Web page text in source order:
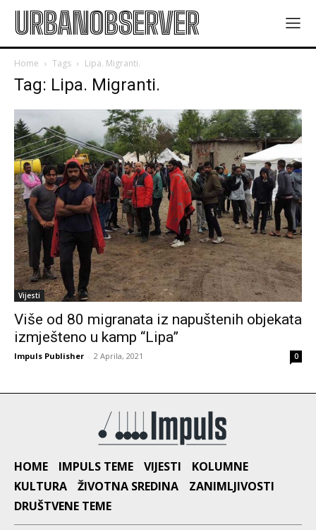
URBANOBSERVER
Home Tags Lipa. Migranti.
Tag: Lipa. Migranti.
Vijesti
Više od 80 migranata iz napuštenih objekata
izmješteno u kamp “Lipa”
Impuls Publisher - 2 Aprila, 2021 0
HOME IMPULS TEME VIJESTI
KOLUMNE
KULTURA
ŽIVOTNA SREDINA
ZANIMLJIVOSTI
DRUŠTVENE TEME